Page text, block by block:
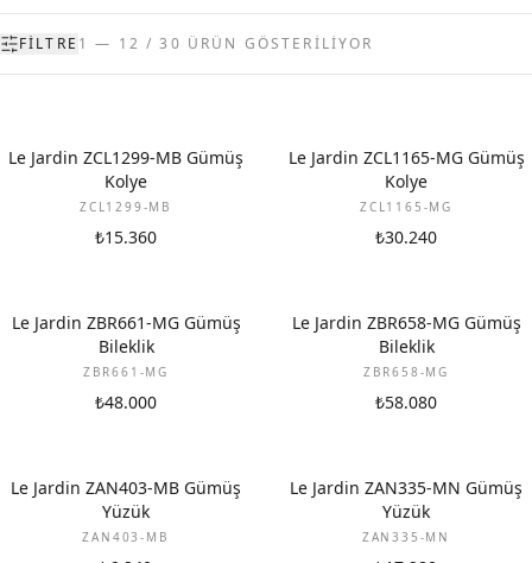
FILTRE 1 — 12 / 30 ÜRÜN GÖSTERİLİYOR
Le Jardin ZCL1299-MB Gümüş
Kolye
ZCL1299-MB
₺15.360
Le Jardin ZCL1165-MG Gümüş
Kolye
ZCL1165-MG
₺30.240
Le Jardin ZBR661-MG Gümüş
Bileklik
ZBR661-MG
₺48.000
Le Jardin ZBR658-MG Gümüş
Bileklik
ZBR658-MG
₺58.080
Le Jardin ZAN403-MB Gümüş
Yüzük
ZAN403-MB
Le Jardin ZAN335-MN Gümüş
Yüzük
ZAN335-MN